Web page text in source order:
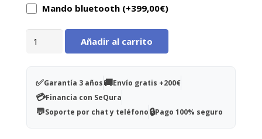
Mando bluetooth (+399,00€)
Silla
Añadir al carrito
✅Garantía 3 años🚚Envío gratis +200€
💳Financia con SeQura
💬Soporte por chat y teléfono🔒Pago 100% seguro